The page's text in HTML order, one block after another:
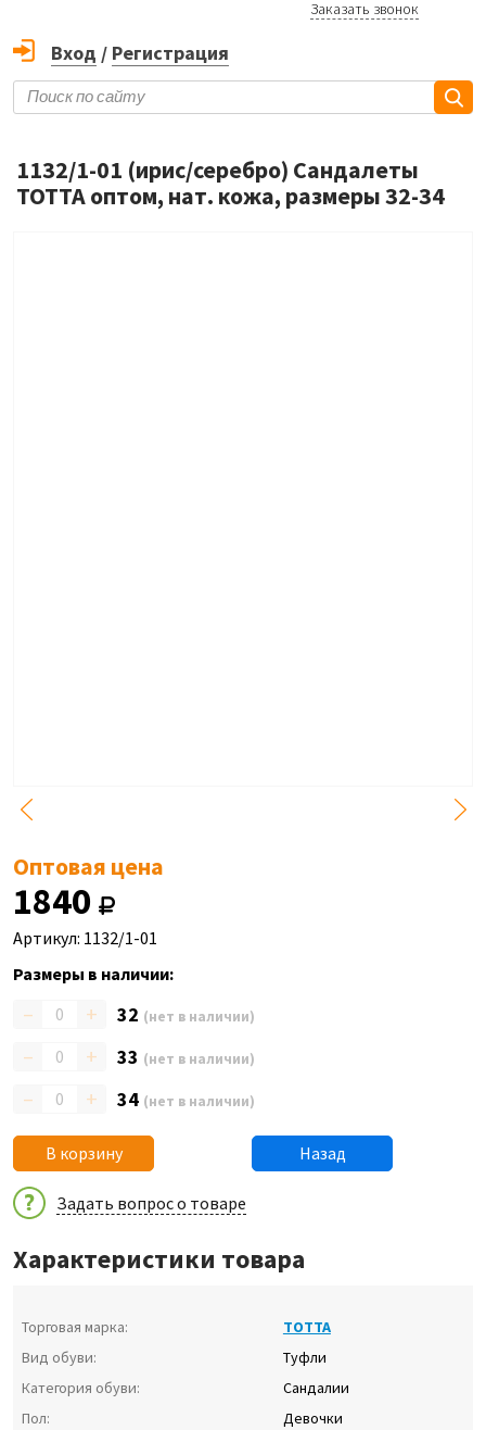
Заказать звонок
Вход / Регистрация
1132/1-01 (ирис/серебро) Сандалеты
ТОТТА оптом, нат. кожа, размеры 32-34
Оптовая цена
1840
Артикул: 1132/1-01
Размеры в наличии:
– + 32 (нет в наличии)
– + 33 (нет в наличии)
– + 34 (нет в наличии)
В корзину Назад
Задать вопрос о товаре
Характеристики товара
Торговая марка:
ТОТТА
Вид обуви:
Туфли
Категория обуви:
Сандалии
Пол:
Девочки